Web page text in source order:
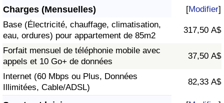
Charges (Mensuelles) [Modifier]
Base (Électricité, chauffage, climatisation,
eau, ordures) pour appartement de 85m2
317,50 A$
Forfait mensuel de téléphonie mobile avec
appels et 10 Go+ de données
37,50 A$
Internet (60 Mbps ou Plus, Données
Illimitées, Cable/ADSL)
82,33 A$